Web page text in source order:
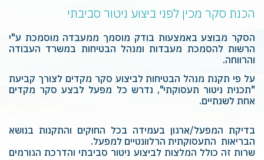
‏‏הכנת סקר מכין לפני ביצוע ניטור סביבתי‏
הסקר מבוצע באמצעות בודק מוסמך ממעבדה מוסמכת ע"י
הרשות להסמכת מעבדות ומנהל הבטיחות במשרד העבודה
והרווחה.
על פי תקנת מנהל הבטיחות לביצוע סקר מקדים לצורך קביעת
"תכנית ניטור תעסוקתי", נדרש כל מפעל לבצע סקר מקדים
אחת לשנתיים.
‏בדיקת המפעל/ארגון בעמידה בכל החוקים והתקנות בנושא
הבריאות ‏‏ התעסוקתית הרלוונטיים למפעל.‏
שרות זה כולל המלצות לביצוע ניטור סביבתי והדרכת הגורמים